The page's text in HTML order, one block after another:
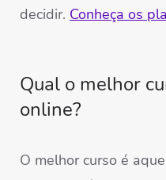
decidir. Conheça os
Qual o melhor
online?
O melhor curso é